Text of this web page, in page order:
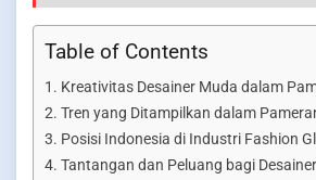
Table of Contents
Kreativitas Desainer Muda dalam
Tren yang Ditampilkan dalam
Posisi Indonesia di Industri Fashion
Tantangan dan Peluang bagi